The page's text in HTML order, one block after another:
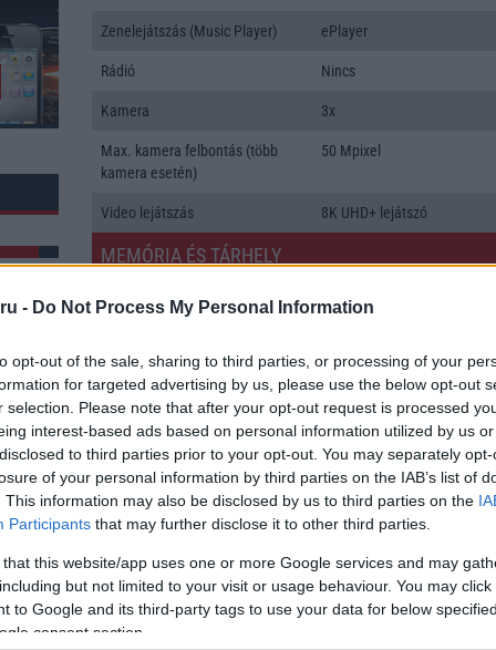
- Do Not Process My Personal Information
opt-out of the sale, sharing to third parties, or processing of your
for targeted advertising by us, please use the below opt-out
selection. Please note that after your opt-out request is processed
interest-based ads based on personal information utilized by us
to third parties prior to your opt-out. You may separately
of your personal information by third parties on the IAB’s list of
This information may also be disclosed by us to third parties on the
Participants that may further disclose it to other third parties.
that this website/app uses one or more Google services and may
but not limited to your visit or usage behaviour. You may
to Google and its third-party tags to use your data for below
consent section.
4
Zenelejátszás (Music Player) ePlayer
Rádió Nincs
Kamera 3x
Max. kamera felbontás (több
kamera esetén)
50 Mpixel
Video lejátszás 8K UHD+ lejátszó
MEMÓRIA ÉS TÁRHELY
Telefonkönyv db dinamikus
Min. háttértár 256 GB
Memória bővíthetőség Nincs
ADATCSERE
GPRS Van
WAP 5HTML